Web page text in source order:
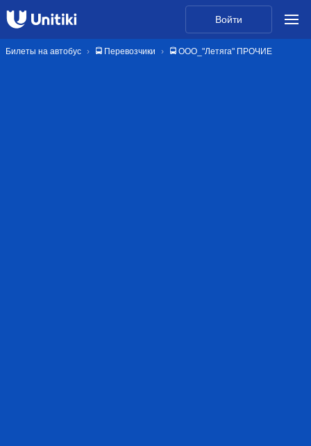
Войти
Билеты на автобус 🚍 Перевозчики 🚍 ООО_"Летяга" ПРОЧИЕ